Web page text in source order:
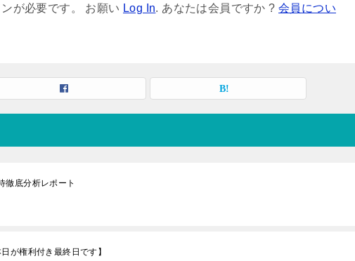
が必要です。 お願い Log In. あなたは会員ですか ?会員につい
徹底分析レポート
が権利付き最終日です】